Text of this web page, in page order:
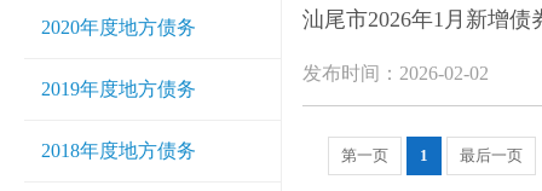
2020年度地方债务
2019年度地方债务
2018年度地方债务
汕尾市2026年1月新增债
发布时间：2026-02-02
第一页 1 最后一页